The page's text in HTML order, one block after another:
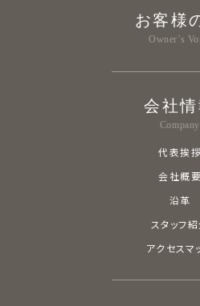
お客様
Owner’s
会社情
Company
代表挨拶
会社概要
沿革
スタッフ
アクセスマ